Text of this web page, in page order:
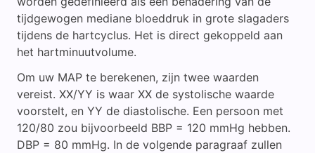
tijdgewogen mediane bloeddruk in grote slagaders
tijdens de hartcyclus. Het is direct gekoppeld aan
het hartminuutvolume.
Om uw MAP te berekenen, zijn twee waarden
vereist. XX/YY is waar XX de systolische waarde
voorstelt, en YY de diastolische. Een persoon met
120/80 zou bijvoorbeeld BBP = 120 mmHg hebben.
DBP = 80 mmHg. In de volgende paragraaf zullen